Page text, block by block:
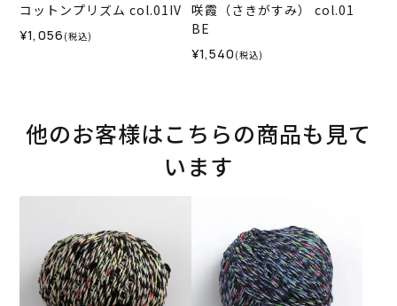
コットンプリズム col.01IV
¥1,056 (税込)
咲霞（さきがすみ） col.01
BE
¥1,540 (税込)
他のお客様はこちらの商品も見て
います